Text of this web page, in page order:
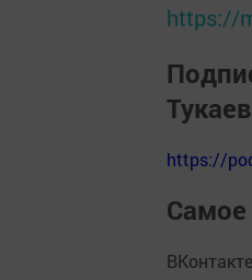
https://
https://
Самое